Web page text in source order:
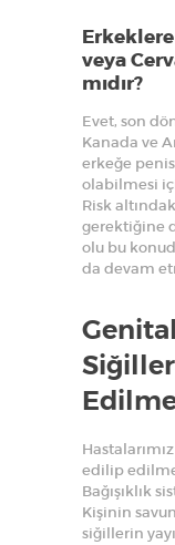
veya
mıdır?
Evet, son
Kanada ve
erkeğe
olabilmesi
Risk
gerektiğine
olu bu
da devam
edilip
Bağışıklık
Kişinin
siğillerin